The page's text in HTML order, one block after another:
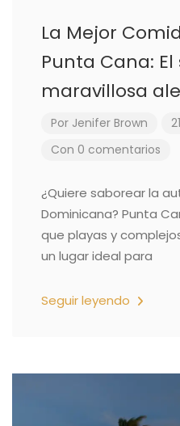
La Mejor
Punta Cana:
maravillosa
Por Jenifer Brown
Con 0 comentarios
¿Quiere saborear la
Dominicana? Punta
que playas y
un lugar ideal para
Seguir leyendo